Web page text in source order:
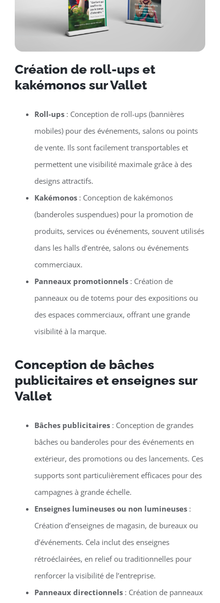
Création de roll-ups et
kakémonos sur Vallet
Roll-ups: Conception de roll-ups (bannières
mobiles) pour des événements, salons ou points
de vente. Ils sont facilement transportables et
permettent une visibilité maximale grâce à des
designs attractifs.
Kakémonos: Conception de kakémonos
(banderoles suspendues) pour la promotion de
produits, services ou événements, souvent utilisés
dans les halls d’entrée, salons ou événements
commerciaux.
Panneaux promotionnels: Création de
panneaux ou de totems pour des expositions ou
des espaces commerciaux, offrant une grande
visibilité à la marque.
Conception de bâches
publicitaires et enseignes sur
Vallet
Bâches publicitaires: Conception de grandes
bâches ou banderoles pour des événements en
extérieur, des promotions ou des lancements. Ces
supports sont particulièrement efficaces pour des
campagnes à grande échelle.
Enseignes lumineuses ou non lumineuses:
Création d’enseignes de magasin, de bureaux ou
d’événements. Cela inclut des enseignes
rétroéclairées, en relief ou traditionnelles pour
renforcer la visibilité de l’entreprise.
Panneaux directionnels: Création de panneaux